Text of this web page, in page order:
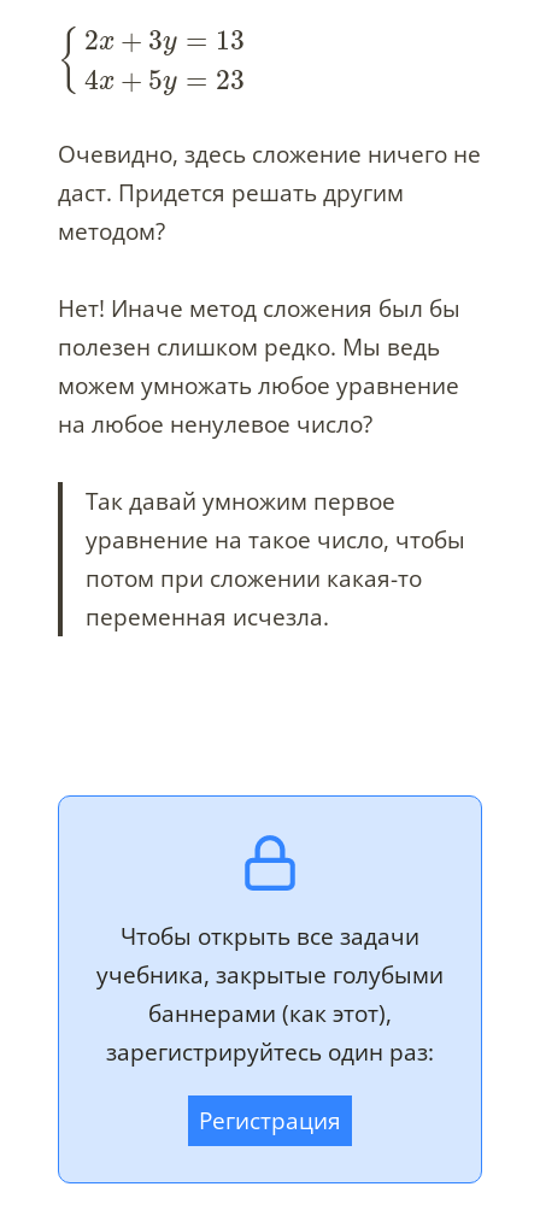
{ 2x + 3y = 13
4x + 5y = 23
Очевидно, здесь сложение ничего не
даст. Придется решать другим
методом?
Нет! Иначе метод сложения был бы
полезен слишком редко. Мы ведь
можем умножать любое уравнение
на любое ненулевое число?
Так давай умножим первое
уравнение на такое число, чтобы
потом при сложении какая-то
переменная исчезла.
Чтобы открыть все задачи
учебника, закрытые голубыми
баннерами (как этот),
зарегистрируйтесь один раз:
Регистрация